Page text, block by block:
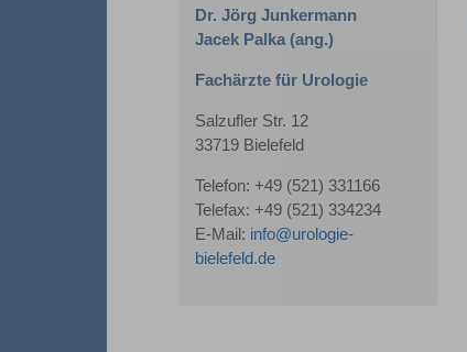
Dr. Jörg Junkermann
Jacek Palka (ang.)
Fachärzte für Urologie
Salzufler Str. 12
33719 Bielefeld
Telefon: +49 (521) 331166
Telefax: +49 (521) 334234
E-Mail: info@urologie-
bielefeld.de